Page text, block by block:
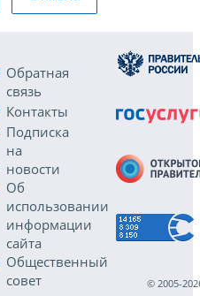
Обратная
связь
Контакты
Подписка
на
новости
Об
использовании
информации
сайта
Общественный
совет
© 2005-